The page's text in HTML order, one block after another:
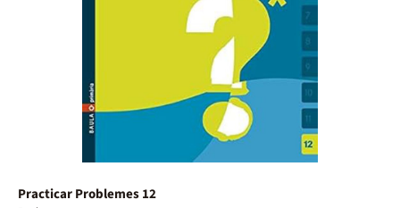
Practicar Problemes 12